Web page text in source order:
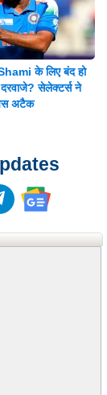
के लिए बंद हो
सेलेक्टर्स ने
अटैक
to our RSS
us on
Follow us on
Follow us